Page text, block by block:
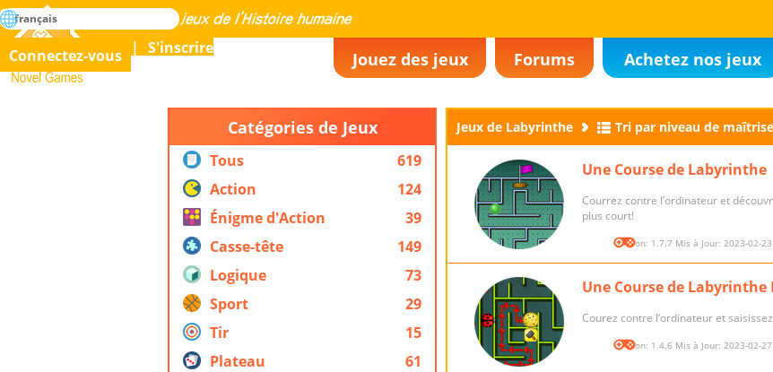
Novel Games
La maîtrise de tous les jeux de l’histoire humaine
rechercher
Jouez des jeux Forums Achetez nos jeux
Connectez-vous S'inscrire
français
Catégories de Jeux
Tous
619
Action
124
Énigme d'Action
39
Casse-tête
149
Logique
73
Sport
29
Tir
15
Plateau
61
Jeux de Labyrinthe Tri par niveau de maîtrise
Une Course de Labyrinthe
Courrez contre l’ordinateur et
plus court!
Version: 1.7.7 Mis à Jour: 2023-02-23
Une Course de Labyrinthe
Courez contre l’ordinateur et
Version: 1.4.6 Mis à Jour: 2023-02-27